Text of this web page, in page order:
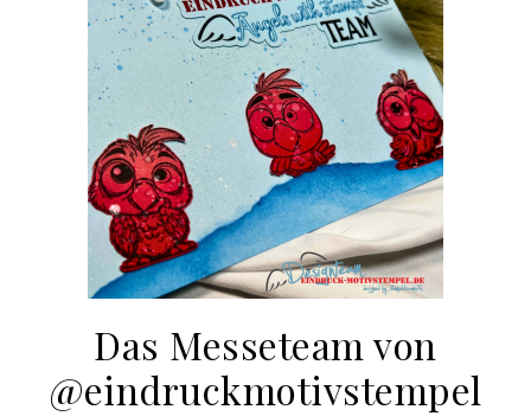
Das Messeteam von
@eindruckmotivstempel